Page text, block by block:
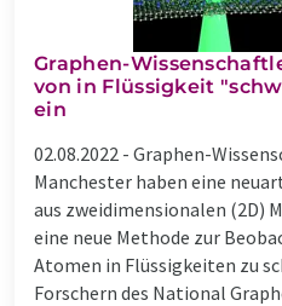
Graphen-
von in Flüssigkeit
ein
02.08.2022 - Graphen-
Manchester haben eine
aus zweidimensionalen (2D)
eine neue Methode zur
Atomen in Flüssigkeiten zu
Forschern des National